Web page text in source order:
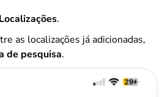
Localizações.
as localizações já adicionadas,
de pesquisa.